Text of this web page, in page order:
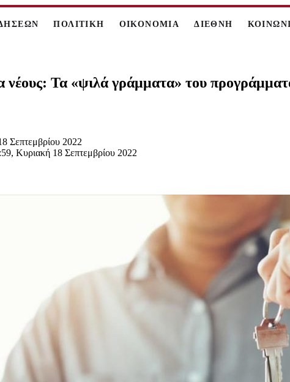
ΠΟΛΙΤΙΚΗ ΟΙΚΟΝΟΜΙΑ ΔΙΕΘΝΗ
νέους: Τα «ψιλά γράμματα» του
Σεπτεμβρίου 2022
Κυριακή 18 Σεπτεμβρίου 2022